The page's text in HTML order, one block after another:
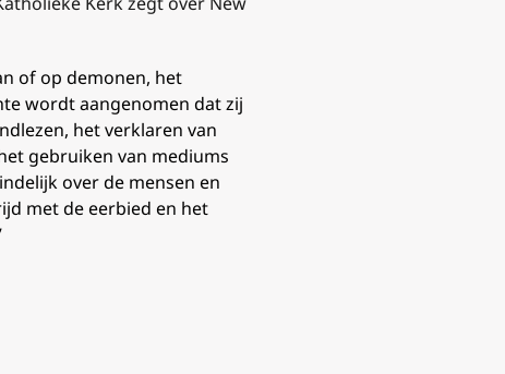
of op demonen, het
wordt aangenomen dat zij
het verklaren van
gebruiken van mediums
over de mensen en
met de eerbied en het